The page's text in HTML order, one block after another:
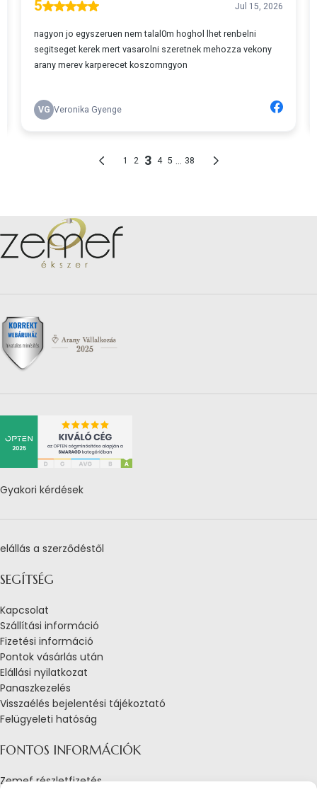
Gyakori kérdések
elállás a szerződéstől
SEGÍTSÉG
Kapcsolat
Szállítási információ
Fizetési információ
Pontok vásárlás után
Elállási nyilatkozat
Panaszkezelés
Visszaélés bejelentési tájékoztató
Felügyeleti hatóság
FONTOS INFORMÁCIÓK
Zemef részletfizetés